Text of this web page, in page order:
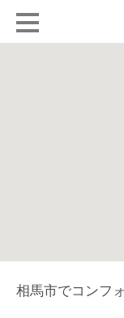
相馬市でコンフ